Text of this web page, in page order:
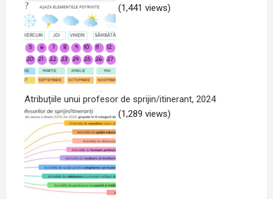
(1,441 views)
Atribuțiile unui profesor de sprijin/itinerant, 2024
(1,289 views)